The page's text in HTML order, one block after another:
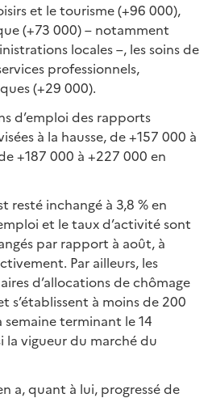
et le tourisme (+96 000),
(+73 000) – notamment
locales –, les soins de
professionnels,
(+29 000).
d’emploi des rapports
à la hausse, de +157 000 à
+187 000 à +227 000 en
resté inchangé à 3,8 % en
et le taux d’activité sont
par rapport à août, à
Par ailleurs, les
d’allocations de chômage
s’établissent à moins de 200
terminant le 14
vigueur du marché du
a, quant à lui, progressé de